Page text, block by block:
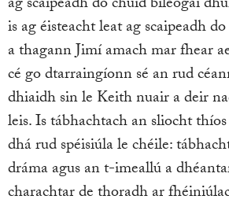
is ag éisteacht leat ag scaipeadh
a thagann Jimí amach mar fhear
cé go dtarraingíonn sé an rud
dhiaidh sin le Keith nuair a deir
leis. Is tábhachtach an sliocht
dhá rud spéisiúla le chéile:
dráma agus an t-imeallú a
charachtar de thoradh ar